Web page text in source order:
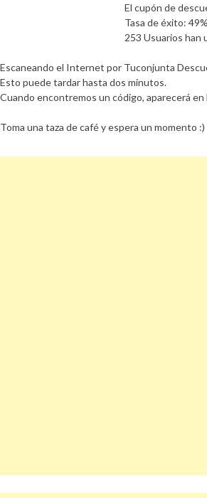
El cupón de
Tasa de éxito: 49%
253 Usuarios han
Escaneando el Internet por Tuconjunta
Esto puede tardar hasta dos minutos.
Cuando encontremos un código, aparecerá en
Toma una taza de café y espera un momento :)